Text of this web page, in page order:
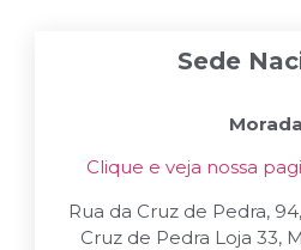
Sede
Clique e veja nossa
Rua da Cruz de Pedra,
Cruz de Pedra Loja 33,